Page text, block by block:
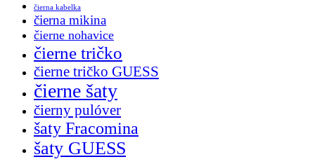
čierna kabelka
čierna mikina
čierne nohavice
čierne tričko
čierne tričko GUESS
čierne šaty
čierny pulóver
šaty Fracomina
šaty GUESS